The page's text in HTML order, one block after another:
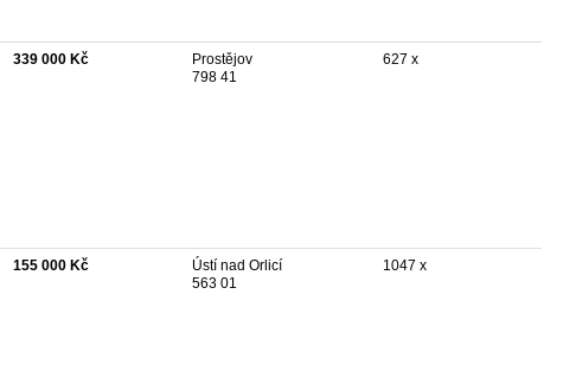
339 000 Kč
Prostějov
798 41
627 x
155 000 Kč
Ústí nad Orlicí
563 01
1047 x